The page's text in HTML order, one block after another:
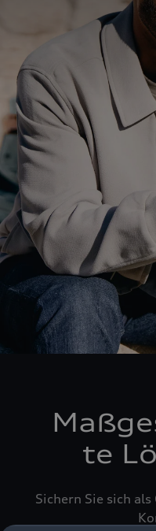
te
Sichern Sie sich